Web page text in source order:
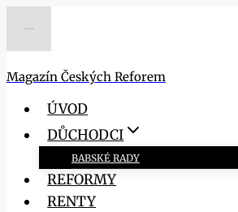
Magazín Českých Reforem
ÚVOD
DŮCHODCI
BABSKÉ RADY
REFORMY
RENTY